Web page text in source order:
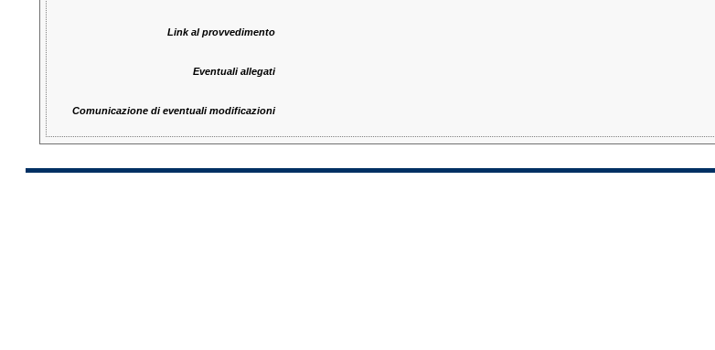
Link al provvedimento
Eventuali allegati
Comunicazione di eventuali modificazioni